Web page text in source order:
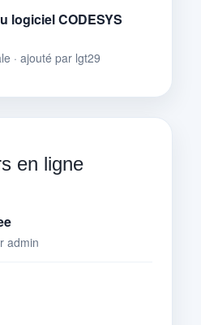
logiciel CODESYS
· ajouté par lgt29
en ligne
admin